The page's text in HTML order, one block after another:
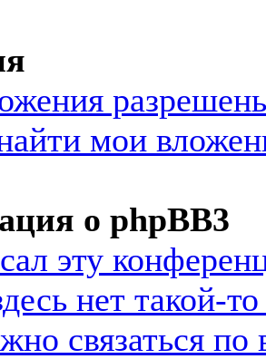
мои
о phpBB3
эту
нет такой-
связаться по